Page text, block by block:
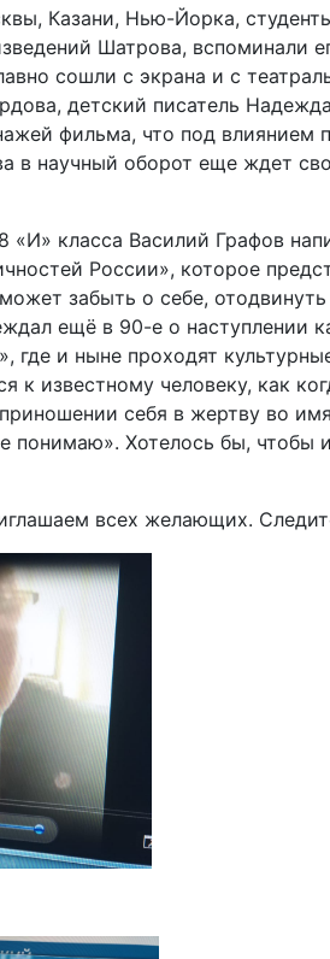
Казани, Нью-Йорка,
Шатрова, вспоминали
сошли с экрана и с
детский писатель
фильма, что под
научный оборот еще ждет
класса Василий Графов
России», которое
забыть о себе,
ещё в 90-е о
и ныне проходят
человеку, как
себя в жертву во
понимаю». Хотелось бы,
всех желающих.